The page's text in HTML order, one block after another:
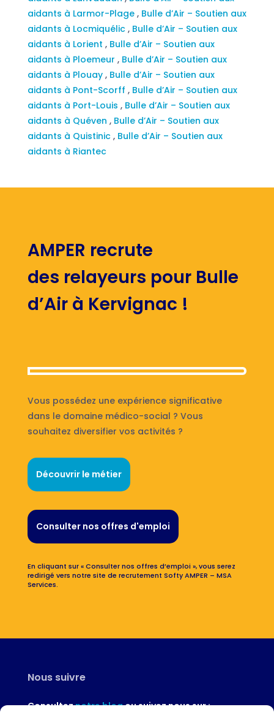
aidants à Larmor-Plage , Bulle d’Air – Soutien aux
aidants à Locmiquélic , Bulle d’Air – Soutien aux
aidants à Lorient , Bulle d’Air – Soutien aux
aidants à Ploemeur , Bulle d’Air – Soutien aux
aidants à Plouay , Bulle d’Air – Soutien aux
aidants à Pont-Scorff , Bulle d’Air – Soutien aux
aidants à Port-Louis , Bulle d’Air – Soutien aux
aidants à Quéven , Bulle d’Air – Soutien aux
aidants à Quistinic , Bulle d’Air – Soutien aux
aidants à Riantec
AMPER recrute
des relayeurs pour Bulle
d’Air à Kervignac !
Vous possédez une expérience significative
dans le domaine médico-social ? Vous
souhaitez diversifier vos activités ?
Découvrir le métier
Consulter nos offres d'emploi
En cliquant sur « Consulter nos offres d’emploi », vous serez
redirigé vers notre site de recrutement Softy AMPER – MSA
Services.
Nous suivre
Consulteznotre blogou suivez nous sur :